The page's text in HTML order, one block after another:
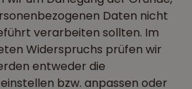
Daten nicht
verarbeiten sollten. Im
Widerspruchs prüfen wir
entweder die
bzw. anpassen oder